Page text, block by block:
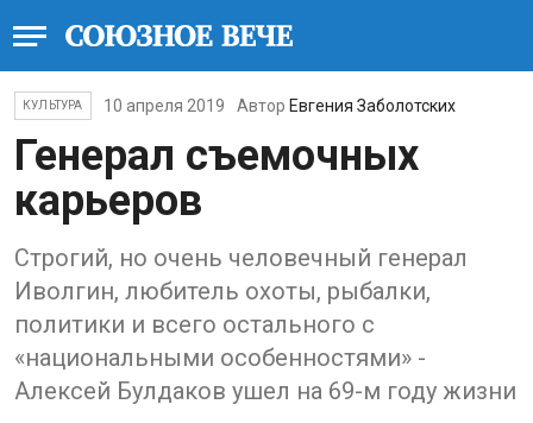
КУЛЬТУРА 10 апреля 2019 Автор Евгения Заболотских
Генерал съемочных
карьеров
Строгий, но очень человечный генерал
Иволгин, любитель охоты, рыбалки,
политики и всего остального с
«национальными особенностями» -
Алексей Булдаков ушел на 69-м году жизни